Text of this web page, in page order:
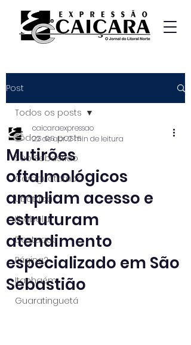
Post
Todos os posts
São Sebastião
Caraguatatuba
Ubatuba
Ilhabela
Destaque
Página2
Itanhaém
Guaratinguetá
Todos os posts
Mutirões
oftalmológicos
ampliam acesso e
estruturam
atendimento
especializado em São
Sebastião
caicaraexpressao
22 de abr.2 min de leitura